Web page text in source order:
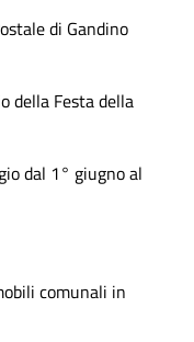
di Gandino
della Festa della
dal 1° giugno al
comunali in